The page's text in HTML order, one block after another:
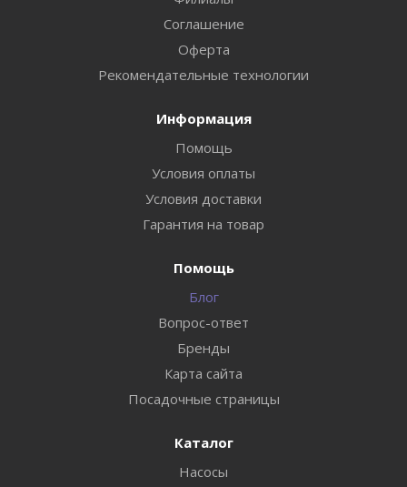
Соглашение
Оферта
Рекомендательные технологии
Информация
Помощь
Условия оплаты
Условия доставки
Гарантия на товар
Помощь
Блог
Вопрос-ответ
Бренды
Карта сайта
Посадочные страницы
Каталог
Насосы